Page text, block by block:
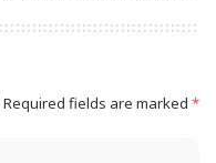
Required fields are marked *